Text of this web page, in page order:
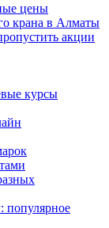
цены
крана в Алматы
акции
курсы
популярное